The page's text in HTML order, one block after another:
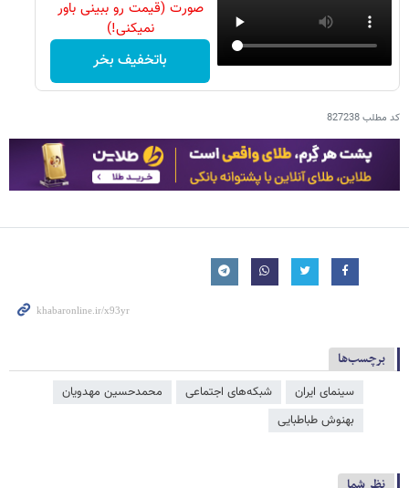
صورت (قیمت رو ببینی باور
نمیکنی!)
باتخفیف بخر
کد مطلب827238
برچسب‌ها
سینمای ایران شبکه‌‌های اجتماعی
محمدحسین مهدویان
بهنوش طباطبایی